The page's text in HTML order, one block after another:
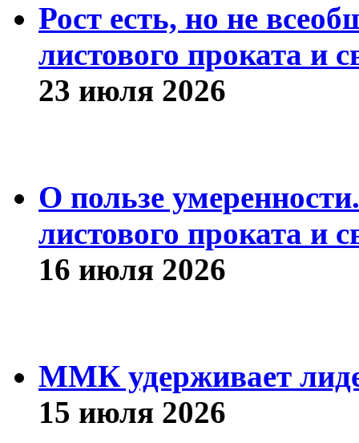
Рост есть, но не
листового проката и
23 июля 2026
О пользе
листового проката и
16 июля 2026
ММК удерживает
15 июля 2026